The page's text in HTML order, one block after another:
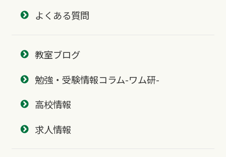
よくある質問
教室ブログ
勉強・受験情報コラム-ワム研-
高校情報
求人情報